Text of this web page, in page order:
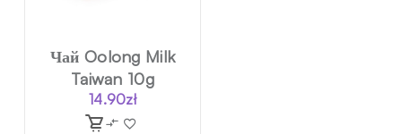
Чай Oolong Milk
Taiwan 10g
14.90zł